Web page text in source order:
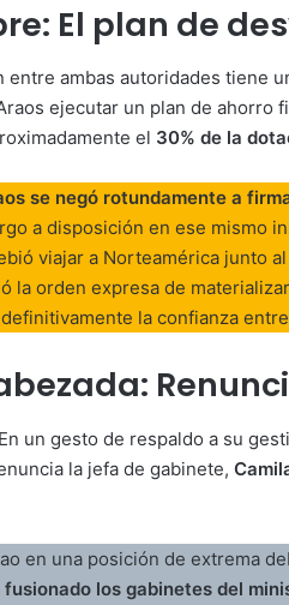
El plan de
ambas autoridades tiene
ejecutar un plan de ahorro
el 30% de la
se negó rotundamente a
a disposición en ese mismo
viajar a Norteamérica junto
la orden expresa de
la confianza
un gesto de respaldo a su
la jefa de gabinete,
en una posición de extrema
fusionado los gabinetes del